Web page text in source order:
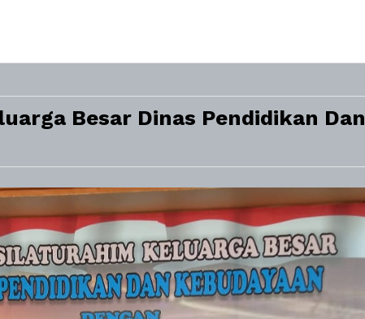
Besar Dinas Pendidikan Dan